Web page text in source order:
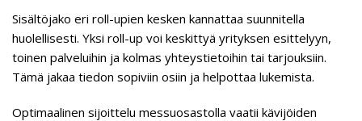
Sisältöjako eri roll-upien kesken kannattaa suunnitella
huolellisesti. Yksi roll-up voi keskittyä yrityksen esittelyyn,
toinen palveluihin ja kolmas yhteystietoihin tai tarjouksiin.
Tämä jakaa tiedon sopiviin osiin ja helpottaa lukemista.
Optimaalinen sijoittelu messuosastolla vaatii kävijöiden